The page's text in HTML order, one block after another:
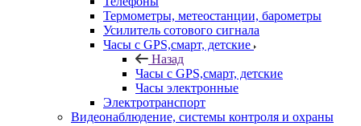
Термометры, метеостанции, барометры
Усилитель сотового сигнала
Часы с GPS,смарт, детские
Назад
Часы с GPS,смарт, детские
Часы электронные
Электротранспорт
Видеонаблюдение, системы контроля и охраны